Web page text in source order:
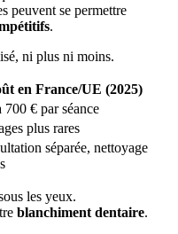
peuvent se permettre
.
ni plus ni moins.
en France/UE (2025)
700 € par séance
plus rares
séparée, nettoyage
les yeux.
blanchiment dentaire.